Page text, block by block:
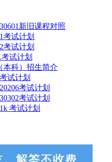
新旧课程对照
考试计划
考试计划
试计划
本科）招生简介
试计划
考试计划
考试计划
考试计划